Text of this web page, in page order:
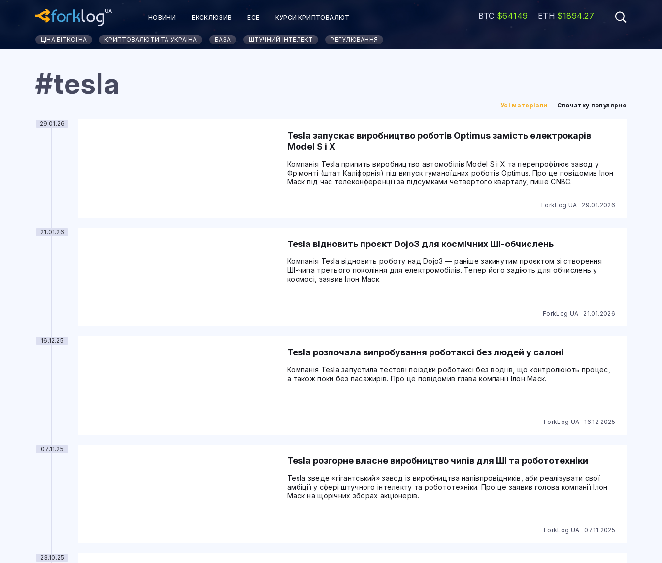
НОВИНИ ЕКСКЛЮЗИВ ЕСЕ КУРСИ КРИПТОВАЛЮТ BTC $64149 ETH $1894.27
ЦІНА БІТКОЇНА КРИПТОВАЛЮТИ ТА УКРАЇНА БАЗА ШТУЧНИЙ ІНТЕЛЕКТ РЕГУЛЮВАННЯ
#tesla
Усі матеріали Спочатку популярне
Tesla запускає виробництво роботів Optimus замість електрокарів
Model S і X
Компанія Tesla припить виробництво автомобілів Model S і X та перепрофілює завод у
Фрімонті (штат Каліфорнія) під випуск гуманоїдних роботів Optimus. Про це повідомив Ілон
Маск під час телеконференції за підсумками четвертого кварталу, пише CNBC.
ForkLog UA 29.01.2026
Tesla відновить проєкт Dojo3 для космічних ШІ-обчислень
Компанія Tesla відновить роботу над Dojo3 — раніше закинутим проєктом зі створення
ШІ-чипа третього покоління для електромобілів. Тепер його задіють для обчислень у
космосі, заявив Ілон Маск.
ForkLog UA 21.01.2026
Tesla розпочала випробування роботаксі без людей у салоні
Компанія Tesla запустила тестові поїздки роботаксі без водіїв, що контролюють процес,
а також поки без пасажирів. Про це повідомив глава компанії Ілон Маск.
ForkLog UA 16.12.2025
Tesla розгорне власне виробництво чипів для ШІ та робототехніки
Tesla зведе «гігантський» завод із виробництва напівпровідників, аби реалізувати свої
амбіції у сфері штучного інтелекту та робототехніки. Про це заявив голова компанії Ілон
Маск на щорічних зборах акціонерів.
ForkLog UA 07.11.2025